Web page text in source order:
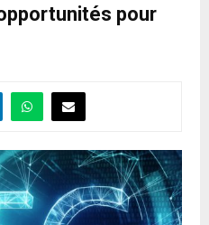
pour